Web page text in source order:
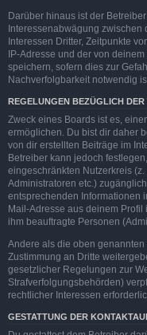
Darüber hinaus ist der
Interessenabwägung zwischen
Interessen Dritter, Zeitpunkte
IP-Adresse und der von
speichern, sofern dies zur
Nachverfolgbarkeit notwendig
REGELUNGEN BEZÜGLICH
Zweck eines Boards ist es,
ermöglichen. Du bist dir daher
von dir erstellten Beiträge im
Betreiber kann jedoch
eingeschränkten Nutzerkreis
Administratoren etc.)
entsprechenden Informationen
Mail-Adresse aus deinem
ihm beauftragte Personen
Andere als die oben
Zustimmung an Dritte
gesetzlicher Regelungen zur
Strafverfolgungsbehörden)
rechtlicher Interessen
GESTATTUNG DER